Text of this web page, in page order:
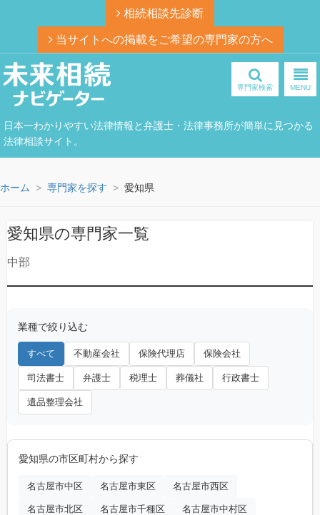
相続相談先診断
当サイトへの掲載をご希望の専門家の方へ
日本一わかりやすい法律情報と弁護士・法律事務所が簡単に見つかる
法律相談サイト。
専門家検索 MENU
ホーム 専門家を探す 愛知県
愛知県の専門家一覧
中部
業種で絞り込む
すべて 不動産会社 保険代理店 保険会社
司法書士 弁護士 税理士 葬儀社 行政書士
遺品整理会社
愛知県の市区町村から探す
名古屋市中区 名古屋市東区 名古屋市西区
名古屋市北区 名古屋市千種区 名古屋市中村区